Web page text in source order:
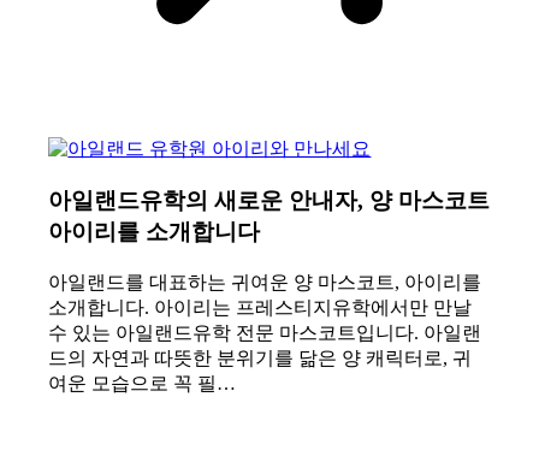
아일랜드유학의 새로운 안내자, 양 마스코트
아이리를 소개합니다
아일랜드를 대표하는 귀여운 양 마스코트, 아이리를
소개합니다. 아이리는 프레스티지유학에서만 만날
수 있는 아일랜드유학 전문 마스코트입니다. 아일랜
드의 자연과 따뜻한 분위기를 닮은 양 캐릭터로, 귀
여운 모습으로 꼭 필…